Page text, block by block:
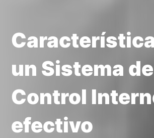
un Sistema de
Control
efectivo